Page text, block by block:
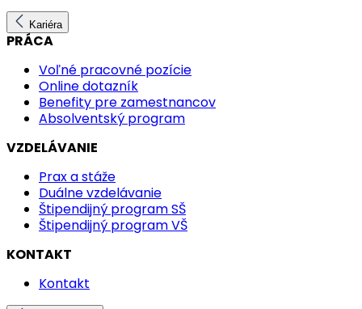
Kariéra
PRÁCA
Voľné pracovné pozície
Online dotazník
Benefity pre zamestnancov
Absolventský program
VZDELÁVANIE
Prax a stáže
Duálne vzdelávanie
Štipendijný program SŠ
Štipendijný program VŠ
KONTAKT
Kontakt